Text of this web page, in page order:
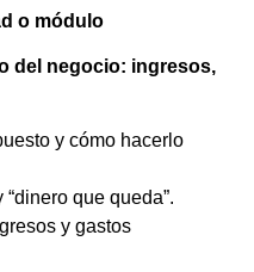
o módulo
del negocio: ingresos,
y cómo hacerlo
“dinero que queda”.
y gastos